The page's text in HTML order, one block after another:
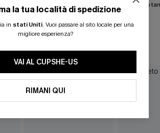
Bikini color marrone cacao Completo
40,00 €
ANCHE
la tua località di spedizione
in stati Uniti. Vuoi passare al sito locale per una
migliore esperienza?
VAI AL CUPSHE-US
RIMANI QUI